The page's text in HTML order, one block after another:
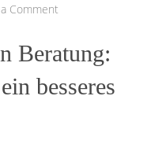
Comment
Beratung:
besseres